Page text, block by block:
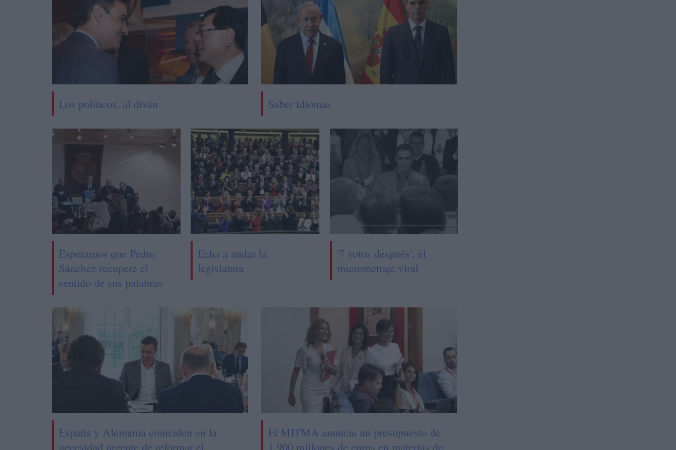
Los políticos, al diván Saber idiomas
Esperamos que Pedro
Sánchez recupere el
sentido de sus palabras
Echa a andar la
legislatura
'7 votos después', el
micrometraje viral
España y Alemania coinciden en la
necesidad urgente de reformar el
El MITMA anuncia un presupuesto de
1.900 millones de euros en materias de